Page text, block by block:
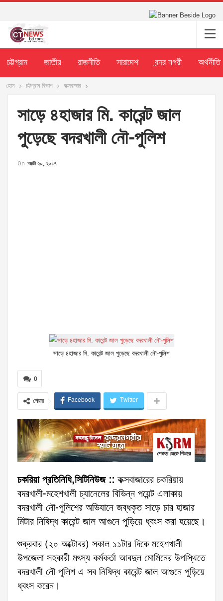
চট্টগ্রাম জাতীয় রাজনীতি সারাদেশ বন্দর নগরী অর্থনীতি
হোম চট্টগ্রাম বিভাগ কক্সবাজার
সাড়ে ৪হাজার মি. কারেন্ট জাল
পুড়েছে বদরখালী নৌ-পুলিশ
On অক্টো ২০, ২০১৭
সাড়ে ৪হাজার মি. কারেন্ট জাল পুড়েছে বদরখালী নৌ-পুলিশ
0
শেয়ার Facebook Twitter
চকরিয়া প্রতিনিধি,সিটিনিউজ :: কক্সবাজারের চকরিয়ায়
বদরখালী-মহেশখালী চ্যানেলের বিভিন্ন পয়েন্ট এলাকায়
বদরখালী নৌ-পুলিশের অভিযানে জব্ধকৃত সাড়ে চার হাজার
মিটার নিষিদ্ধ কারেন্ট জাল আগুনে পুড়িয়ে ধ্বংস করা হয়েছে।
শুক্রবার (২০ অক্টোবর) সকাল ১১টার দিকে মহেশখালী
উপজেলা সহকারী মৎস্য কর্মকর্তা আবদুল মোমিনের উপস্থিতে
বদরখালী নৌ পুলিশ এ সব নিষিদ্ধ কারেন্ট জাল আগুনে পুড়িয়ে
ধ্বংস করেন।